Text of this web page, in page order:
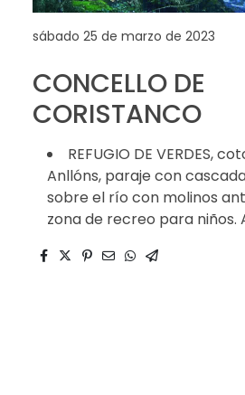
sábado 25 de marzo de 2023
CONCELLO DE
CORISTANCO
REFUGIO DE VERDES,
Anllóns, paraje con
sobre el río con molinos
zona de recreo para niños.